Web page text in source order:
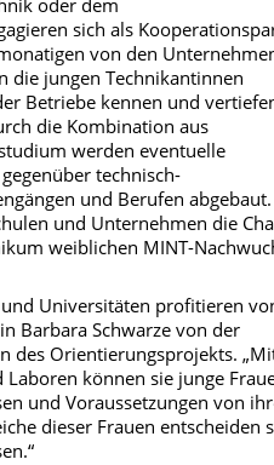
sich als
von den
die jungen Technikantinnen
Betriebe kennen und
die Kombination aus
werden eventuelle
technisch-
und Berufen
und Unternehmen die
weiblichen MINT-
Universitäten profitieren
Barbara Schwarze von der
des Orientierungsprojekts.
können sie junge
und Voraussetzungen von
dieser Frauen entscheiden